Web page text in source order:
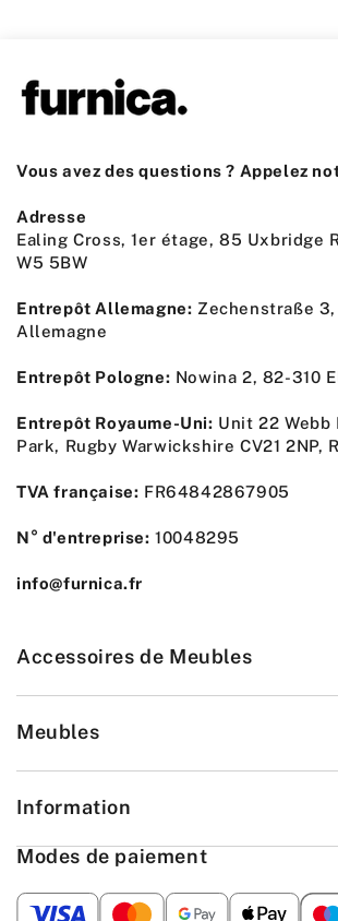
Vous avez des questions ? Appelez
Adresse
Ealing Cross, 1er étage, 85 Uxbridge
W5 5BW
Entrepôt Allemagne: Zechenstraße
Allemagne
Entrepôt Pologne: Nowina 2, 82-310
Entrepôt Royaume-Uni: Unit 22
Park, Rugby Warwickshire CV21 2NP,
TVA française: FR64842867905
N° d'entreprise: 10048295
info@furnica.fr
Accessoires de Meubles
Meubles
Information
Modes de paiement